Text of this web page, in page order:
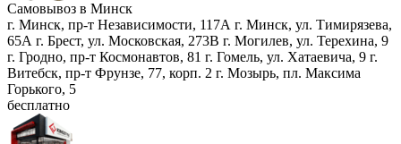
Самовывоз в Минск
г. Минск, пр-т Независимости, 117А г. Минск, ул. Тимирязева,
65А г. Брест, ул. Московская, 273В г. Могилев, ул. Терехина, 9
г. Гродно, пр-т Космонавтов, 81 г. Гомель, ул. Хатаевича, 9 г.
Витебск, пр-т Фрунзе, 77, корп. 2 г. Мозырь, пл. Максима
Горького, 5
бесплатно